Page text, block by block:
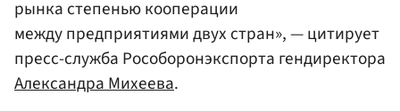
рынка степенью кооперации
между предприятиями двух стран», — цитирует
пресс-служба Рособоронэкспорта гендиректора
Александра Михеева.